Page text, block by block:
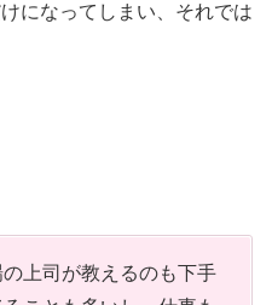
になってしまい、それでは
の上司が教えるのも下手